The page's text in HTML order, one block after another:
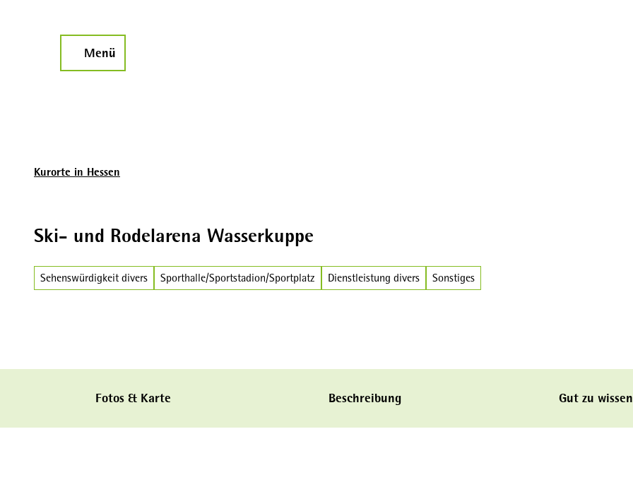
Menü
Kurorte in Hessen
Ski- und Rodelarena Wasserkuppe
Sehenswürdigkeit divers Sporthalle/Sportstadion/Sportplatz Dienstleistung divers Sonstiges
Fotos & Karte Beschreibung Gut zu wissen